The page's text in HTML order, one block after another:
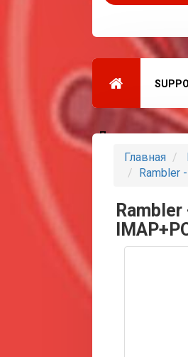
Партнеры
Главная
Rambler